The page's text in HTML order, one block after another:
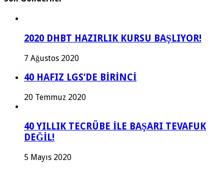
2020 DHBT HAZIRLIK KURSU BAŞLIYOR!
7 Ağustos 2020
40 HAFIZ LGS’DE BİRİNCİ
20 Temmuz 2020
40 YILLIK TECRÜBE İLE BAŞARI TEVAFUK
DEĞİL!
5 Mayıs 2020